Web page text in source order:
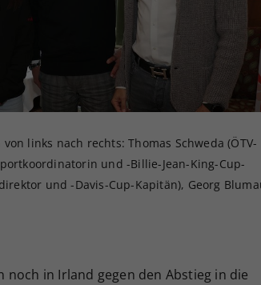
links nach rechts: Thomas Schweda (ÖTV-
und -Billie-Jean-King-Cup-
und -Davis-Cup-Kapitän), Georg
noch in Irland gegen den Abstieg in die
Ihrer vorgenommen Einstellungen, falls
Webseiten-Betreiber dies eingestellt hat.